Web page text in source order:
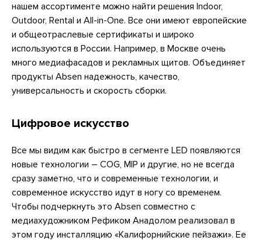
нашем ассортименте можно найти решения Indoor,
Outdoor, Rental и All-in-One. Все они имеют европейские
и общеотраслевые сертификаты и широко
используются в России. Например, в Москве очень
много медиафасадов и рекламных щитов. Объединяет
продукты Absen надежность, качество,
универсальность и скорость сборки.
Цифровое искусство
Все мы видим как быстро в сегменте LED появляются
новые технологии – COG, MIP и другие, но не всегда
сразу заметно, что и современные технологии, и
современное искусство идут в ногу со временем.
Чтобы подчеркнуть это Absen совместно с
медиахудожником Рефиком Анадолом реализовал в
этом году инсталляцию «Калифорнийские пейзажи». Ее